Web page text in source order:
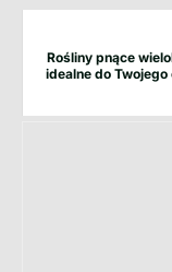
Rośliny pnące
idealne do Twojego